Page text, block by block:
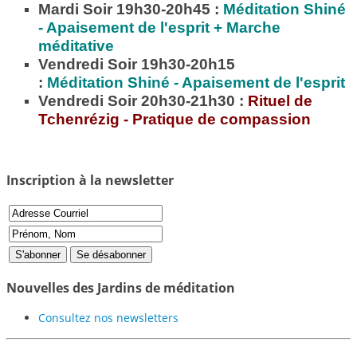
Mardi Soir 19h30-20h45 : Méditation Shiné
- Apaisement de l'esprit + Marche
méditative
Vendredi Soir 19h30-20h15
: Méditation Shiné - Apaisement de l'esprit
Vendredi Soir 20h30-21h30 : Rituel de
Tchenrézig - Pratique de compassion
Inscription à la newsletter
Nouvelles des Jardins de méditation
Consultez nos newsletters